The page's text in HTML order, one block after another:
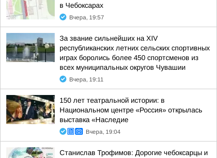
в Чебоксарах
Вчера, 19:57
За звание сильнейших на XIV
республиканских летних сельских спортивных
играх боролись более 450 спортсменов из
всех муниципальных округов Чувашии
Вчера, 19:11
150 лет театральной истории: в
Национальном центре «Россия» открылась
выставка «Наследие
Вчера, 19:04
Станислав Трофимов: Дорогие чебоксарцы и